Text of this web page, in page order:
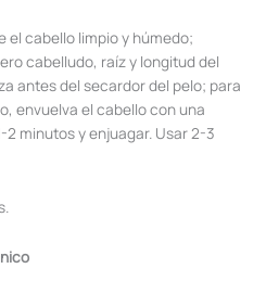
el cabello limpio y húmedo;
cabelludo, raíz y longitud del
antes del secardor del pelo; para
envuelva el cabello con una
minutos y enjuagar. Usar 2-3